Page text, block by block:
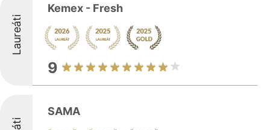
Laureáti
Kemex - Fresh
9
SAMA